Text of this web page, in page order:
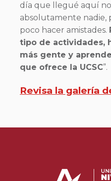
día que llegué aquí
absolutamente nadie,
poco hacer amistades.
tipo de actividades,
más gente y
que ofrece la UCSC”.
Revisa la galería